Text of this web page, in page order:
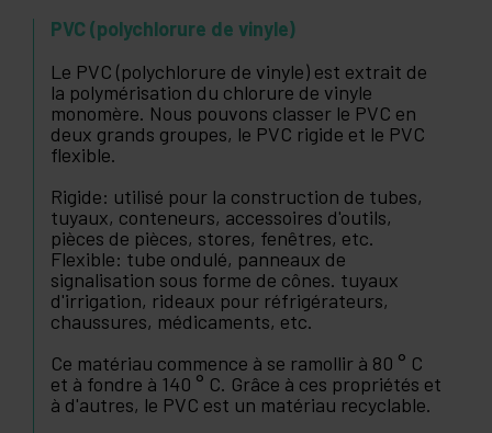
PVC (polychlorure de vinyle)
Le PVC (polychlorure de vinyle) est extrait de
la polymérisation du chlorure de vinyle
monomère. Nous pouvons classer le PVC en
deux grands groupes, le PVC rigide et le PVC
flexible.
Rigide: utilisé pour la construction de tubes,
tuyaux, conteneurs, accessoires d'outils,
pièces de pièces, stores, fenêtres, etc.
Flexible: tube ondulé, panneaux de
signalisation sous forme de cônes. tuyaux
d'irrigation, rideaux pour réfrigérateurs,
chaussures, médicaments, etc.
Ce matériau commence à se ramollir à 80 ° C
et à fondre à 140 ° C. Grâce à ces propriétés et
à d'autres, le PVC est un matériau recyclable.